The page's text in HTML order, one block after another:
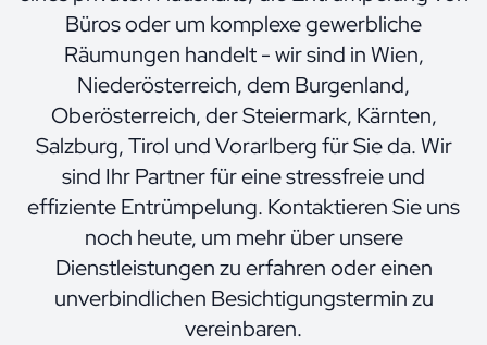
Büros oder um komplexe gewerbliche
Räumungen handelt - wir sind in Wien,
Niederösterreich, dem Burgenland,
Oberösterreich, der Steiermark, Kärnten,
Salzburg, Tirol und Vorarlberg für Sie da. Wir
sind Ihr Partner für eine stressfreie und
effiziente Entrümpelung. Kontaktieren Sie uns
noch heute, um mehr über unsere
Dienstleistungen zu erfahren oder einen
unverbindlichen Besichtigungstermin zu
vereinbaren.